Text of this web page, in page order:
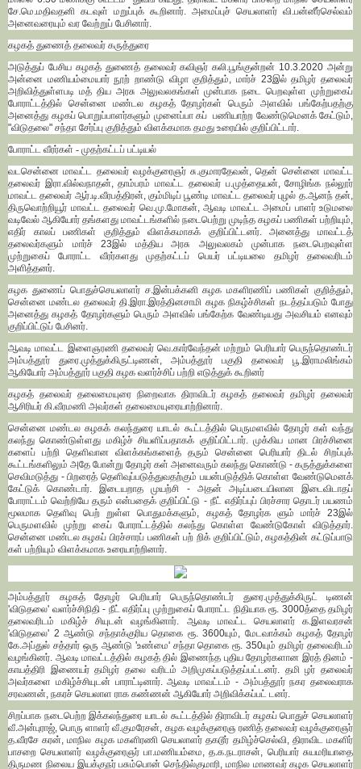
சே.மெ.மதிவதனி கடவுள் மறுப்புக் கூறினார். அமைப்புச் செயலாளர் வி.பன்னீர்செல்வம்
அனைவரையும் வர வேற்றுப் பேசினார்.
கழகத் துணைத் தலைவர் கருத்துரை
அடுத்துப் பேசிய கழகத் துணைத் தலைவர் கவிஞர் கலி.பூங்குன்றன் 10.3.2020 அன்று
அன்னை மணியம்மையார் நூற் றாண்டு விழா குறித்தும், மார்ச் 23இல் தமிழர் தலைவர்
அறிவித்துள்ளபடி மத் திய அரசு அலுவலகங்கள் முன்பாக நடை பெறவுள்ள முற்றுகைப்
போராட்டத்தில் சென்னை மண்டல கழகத் தோழர்கள் பெரும் அளவில் பங்கேற்பதற்கு
அனைத்து கழகப் பொறுப்பாளர்களும் முனைப்பா கப் பணியாற்ற வேண்டுமெனக் கேட்டும்,
"விடுதலை" சந்தா சேர்ப்பு குறித்தும் விளக்கமாக தமது உரையில் குறிப்பிட்டார்.
போராட்ட வீரர்கள் - முதற்கட்டப் பட்டியல்
வடசென்னை மாவட்ட தலைவர் வழக்குரைஞர் சு.குமாரதேவன், தென் சென்னை மாவட்ட
தலைவர் இரா.வில்வநாதன், தாம்பரம் மாவட்ட தலைவர் ப.முத்தையன், சோழிங்க நல்லூர்
மாவட்ட தலைவர் ஆர்.டி.வீரபத்திரன், கும்மிடிப் பூண்டி மாவட்ட தலைவர் புழல் த.ஆனந் தன்,
திருவொற்றியூர் மாவட்ட தலைவர் வெ.மு.மோகன், ஆவடி மாவட்ட அமைப் பாளர் உடுமலை
வடிவேல் ஆகியோர் தங்களது மாவட்டங்களில் நடைபெற்று முடிந்த கழகப் பணிகள் பற்றியும்,
எதிர் காலப் பணிகள் குறித்தும் விளக்கமாகக் குறிப்பிட்டனர். அனைத்து மாவட்டத்
தலைவர்களும் மார்ச் 23இல் மத்திய அரசு அலுவலகம் முன்பாக நடைபெறவுள்ள
முற்றுகைப் போராட்ட வீரர்களது முதற்கட்டப் பெயர் பட்டியலை தமிழர் தலைவரிடம்
அளித்தனர்.
கழக துணைப் பொதுச்செயலாளர் ச.இன்பக்கனி கழக மகளிரணிப் பணிகள் குறித்தும்,
சென்னை மண்டல தலைவர் தி.இரா.இரத்தினசாமி கழக நிகழ்ச்சிகள் நடத்தப்படும் போது
அனைத்து கழகத் தோழர்களும் பெரும் அளவில் பங்கேற்க வேண்டியது அவசியம் எனவும்
குறிப்பிட்டுப் பேசினர்.
ஆவடி மாவட்ட இளைஞரணி தலைவர் வெ.கார்வேந்தன் மற்றும் பெரியார் பெருந்தொண்டர்
அம்பத்தூர் துரை.முத்துக்கிருட்டிணன், அம்பத்தூர் பகுதி தலைவர் பூ.இராமலிங்கம்
ஆகியோர் அம்பத்தூர் பகுதி கழக வளர்ச்சிப் பற்றி எடுத்துக் கூறினர்
கழகத் தலைவர் தலைமையுரை நிறைவாக திராவிடர் கழகத் தலைவர் தமிழர் தலைவர்
ஆசிரியர் கி.வீரமணி அவர்கள் தலைமையுரையாற்றினார்.
சென்னை மண்டல கழகக் கலந்துரை யாடல் கூட்டத்தில் பெருமளவில் தோழர் கள் வந்து
கலந்து கொண்டுள்ளது மகிழ்ச் சியளிப்பதாகக் குறிப்பிட்டார். முக்கிய மான பிரச்சினை
களைப் பற்றி தெளிவான விளக்கங்களைத் தரும் சென்னை பெரியார் திடல் சிறப்புக்
கூட்டங்களிலும் அதே போன்று தோழர் கள் அனைவரும் கலந்து கொண்டு - கருத்துக்களை
செவிமடுத்து - பிறரைத் தெளிவுப்படுத்துவதற்கும் பயன்படுத்திக் கொள்ள வேண்டுமெனக்
கேட்டுக் கொண்டார். இடையறாத முயற்சி - அதன் அடிப்படையிலான இடைவிடாதப்
போராட்டம் வெற்றியே தரும் என்பதைக் குறிப்பிட்டு - நீட் எதிர்ப்புப் பிரச்சார தொடர் பயணம்
மூலமாக தெளிவு பெற் றுள்ள பொதுமக்களும், கழகத் தோழர்க ளும் மார்ச் 23இல்
பெருமளவில் முற்று கைப் போராட்டத்தில் கலந்து கொள்ள வேண்டுகோள் விடுத்தார்.
சென்னை மண்டல கழகப் பிரச்சாரப் பணிகள் பற் றிக் குறிப்பிட்டும், கழகத்தின் கட்டுப்பாடு
கள் பற்றியும் விளக்கமாக உரையாற்றினார்.
அம்பத்தூர் கழகத் தோழர் பெரியார் பெருந்தொண்டர் துரை.முத்துக்கிருட் டிணன்
'விடுதலை' வளர்ச்சிநிதி - நீட் எதிர்ப்பு முற்றுகைப் போராட்ட நிதியாக ரூ. 3000த்தை தமிழர்
தலைவரிடம் மகிழ்ச் சியுடன் வழங்கினார். ஆவடி மாவட்ட செயலாளர் க.இளவரசன்
'விடுதலை' 2 ஆண்டு சந்தாக்குரிய தொகை ரூ. 3600யும், மேடவாக்கம் கழகத் தோழர்
கே.அப்துல் சத்தார் ஒரு ஆண்டு 'உண்மை' சந்தா தொகை ரூ. 350யும் தமிழர் தலைவரிடம்
வழங்கினர். ஆவடி மாவட்டத்தில் கழகத் தில் இணைந்த புதிய தோழர்களான இரத் தினம் -
காயத்திரி இணையர் தமிழர் தலை வரிடம் அறிமுகப்படுத்தப்பட்டனர். தமி ழர் தலைவர்
அவர்களை மகிழ்ச்சியுடன் பாராட்டினார். ஆவடி மாவட்டம் - அம்பத்தூர் நகர தலைவராக
சரவணன், நகரச் செயலாள ராக கண்ணன் ஆகியோர் அறிவிக்கப்பட் டனர்.
சிறப்பாக நடைபெற்ற இக்கலந்துரை யாடல் கூட்டத்தில் திராவிடர் கழகப் பொதுச் செயலாளர்
வீ.அன்புராஜ், பொரு ளாளர் வீ.குமரேசன், கழக வழக்குரைஞ ரணித் தலைவர் வழக்குரைஞர்
த.வீரசே கரன், மாநில கழக மகளிரணி செயலாளர் தகடூர் தமிழ்ச்செல்வி, திராவிட மகளிர்
பாசறை செயலாளர் வழக்குரைஞர் பா.மணியம்மை, த.க.நடராசன், பெரியார் சுயமரியாதை
திருமண நிலைய இயக்குநர் பசும்பொன் செந்தில்குமாரி, மாநில மாணவர் கழக செயலாளர்